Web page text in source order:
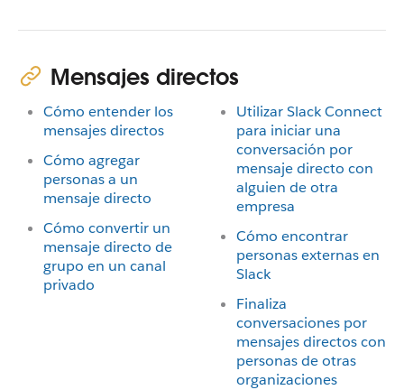
Mensajes directos
Cómo entender los
mensajes directos
Cómo agregar
personas a un
mensaje directo
Cómo convertir un
mensaje directo de
grupo en un canal
privado
Utilizar Slack Connect
para iniciar una
conversación por
mensaje directo con
alguien de otra
empresa
Cómo encontrar
personas externas en
Slack
Finaliza
conversaciones por
mensajes directos con
personas de otras
organizaciones